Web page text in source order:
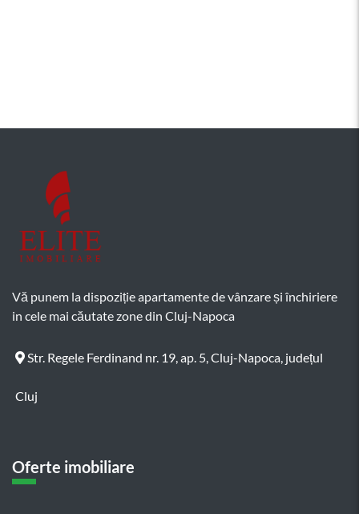
Vă punem la dispoziție apartamente de vânzare și închiriere
in cele mai căutate zone din Cluj-Napoca
Str. Regele Ferdinand nr. 19, ap. 5, Cluj-Napoca, județul
Cluj
Oferte imobiliare